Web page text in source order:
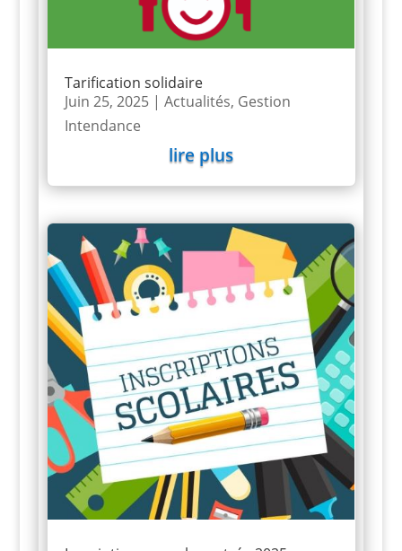
Tarification solidaire
Juin 25, 2025| Actualités, Gestion
Intendance
lire plus